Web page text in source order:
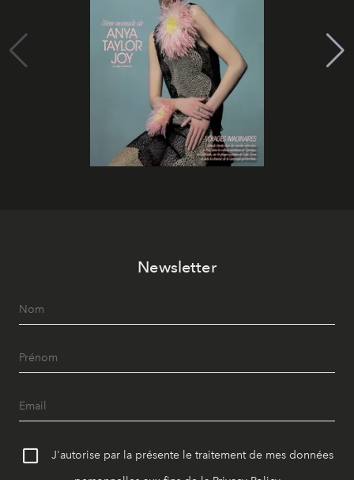
Newsletter
J'autorise par la présente le traitement de mes données